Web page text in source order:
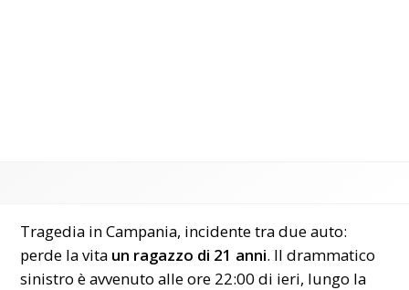
Tragedia in Campania, incidente tra due auto:
perde la vita un ragazzo di 21 anni. Il drammatico
sinistro è avvenuto alle ore 22:00 di ieri, lungo la